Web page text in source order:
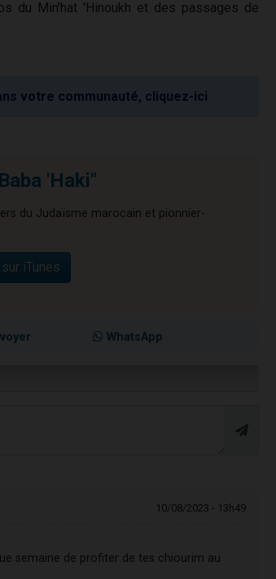
du Min'hat 'Hinoukh et des passages de
votre communauté, cliquez-ici
'Haki"
du Judaïsme marocain et pionnier-
iTunes
WhatsApp
10/08/2023 - 13h49
semaine de profiter de tes chiourim au